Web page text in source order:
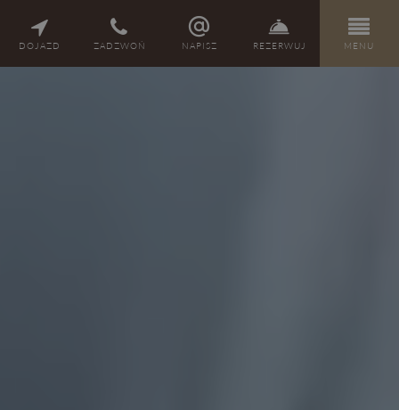
DOJAZD ZADZWOŃ NAPISZ REZERWUJ MENU
PL EN CZ